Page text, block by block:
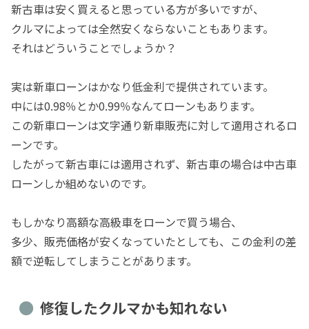
新古車は安く買えると思っている方が多いですが、
クルマによっては全然安くならないこともあります。
それはどういうことでしょうか？
実は新車ローンはかなり低金利で提供されています。
中には0.98％とか0.99％なんてローンもあります。
この新車ローンは文字通り新車販売に対して適用されるロ
ーンです。
したがって新古車には適用されず、新古車の場合は中古車
ローンしか組めないのです。
もしかなり高額な高級車をローンで買う場合、
多少、販売価格が安くなっていたとしても、この金利の差
額で逆転してしまうことがあります。
修復したクルマかも知れない